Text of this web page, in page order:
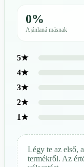
0%
Ajánlaná másnak
5★
4★
3★
2★
1★
Légy te az első,
termékről. Az